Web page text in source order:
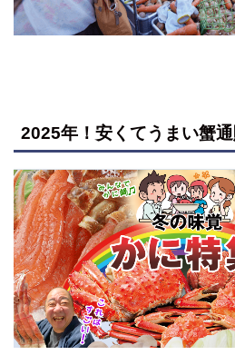
2025年！安くてうまい蟹